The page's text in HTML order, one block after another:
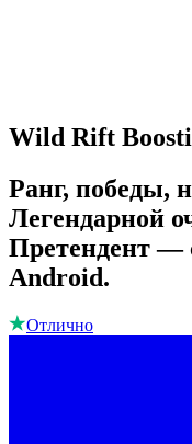
Wild Rift
Ранг, победы,
Легендарной
Претендент —
Android.
Отлично